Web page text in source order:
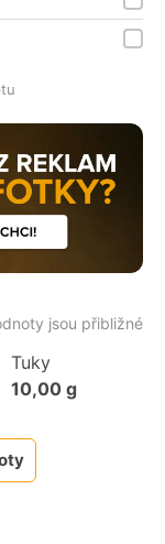
jsou přibližné
Tuky
10,00g